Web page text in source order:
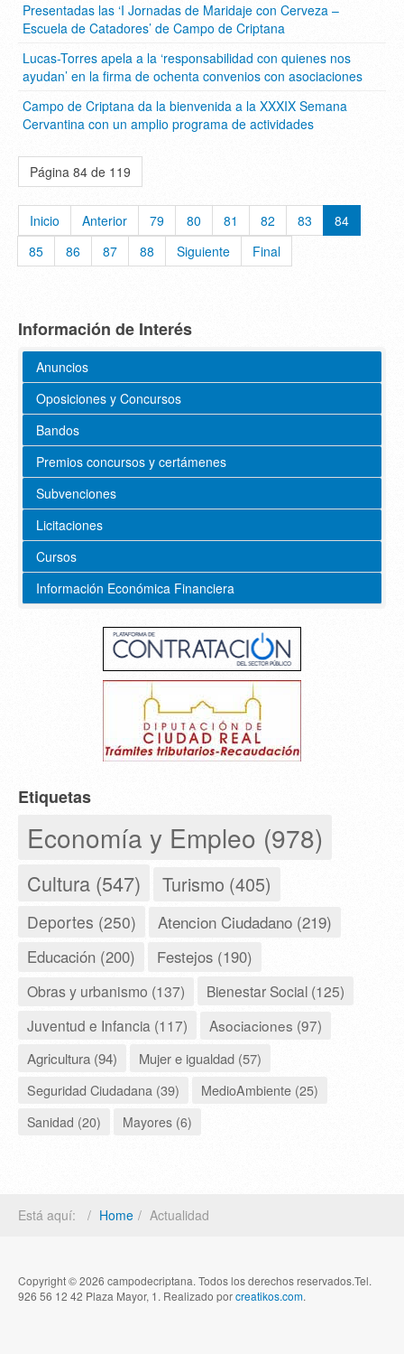
Presentadas las ‘I Jornadas de Maridaje con Cerveza –
Escuela de Catadores’ de Campo de Criptana
Lucas-Torres apela a la ‘responsabilidad con quienes nos
ayudan’ en la firma de ochenta convenios con asociaciones
Campo de Criptana da la bienvenida a la XXXIX Semana
Cervantina con un amplio programa de actividades
Página 84 de 119
Inicio Anterior 79 80 81 82 83
84
85
86 87 88 Siguiente Final
Información de Interés
Anuncios
Oposiciones y Concursos
Bandos
Premios concursos y certámenes
Subvenciones
Licitaciones
Cursos
Información Económica Financiera
Etiquetas
Economía y Empleo (978)
Cultura (547) Turismo (405)
Deportes (250) Atencion Ciudadano (219)
Educación (200) Festejos (190)
Obras y urbanismo (137)
Bienestar Social (125)
Juventud e Infancia (117)
Asociaciones (97)
Agricultura (94)
Mujer e igualdad (57)
Seguridad Ciudadana (39)
MedioAmbiente (25)
Sanidad (20)
Mayores (6)
Está aquí: Home Actualidad
Copyright © 2026 campodecriptana. Todos los derechos reservados.Tel.
926 56 12 42 Plaza Mayor, 1. Realizado porcreatikos.com.